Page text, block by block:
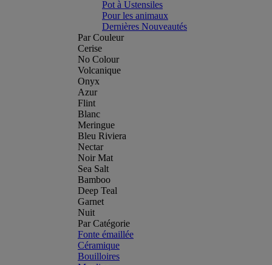
Pot à Ustensiles
Pour les animaux
Dernières Nouveautés
Par Couleur
Cerise
No Colour
Volcanique
Onyx
Azur
Flint
Blanc
Meringue
Bleu Riviera
Nectar
Noir Mat
Sea Salt
Bamboo
Deep Teal
Garnet
Nuit
Par Catégorie
Fonte émaillée
Céramique
Bouilloires